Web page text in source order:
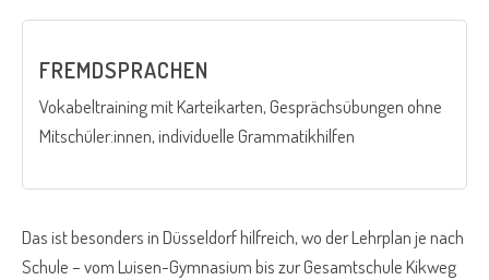
FREMDSPRACHEN
Vokabeltraining mit Karteikarten, Gesprächsübungen ohne
Mitschüler:innen, individuelle Grammatikhilfen
Das ist besonders in Düsseldorf hilfreich, wo der Lehrplan je nach
Schule – vom Luisen-Gymnasium bis zur Gesamtschule Kikweg